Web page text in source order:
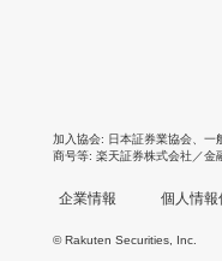
加入協会 日本証券業協会 一
商号等 楽天証券株式会社／金
企業情報 個人情報
© Rakuten Securities, Inc.